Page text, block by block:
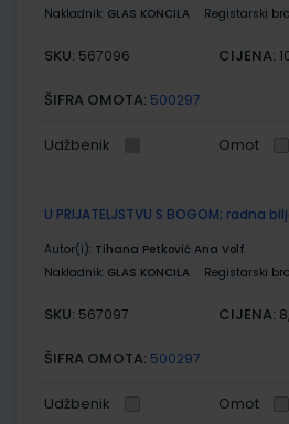
Nakladnik: GLAS KONCILA Registarski
SKU: 567096 CIJENA:
ŠIFRA OMOTA: 500297
Udžbenik Omot
U PRIJATELJSTVU S BOGOM; radna
Autor(i): Tihana Petković Ana Volf
Nakladnik: GLAS KONCILA Registarski
SKU: 567097 CIJENA:
ŠIFRA OMOTA: 500297
Udžbenik Omot